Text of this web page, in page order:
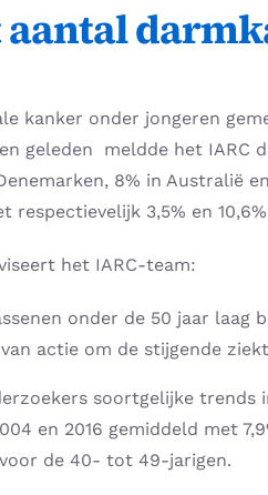
kanker onder jongeren
geleden meldde het
8% in Australië
3,5% en
het IARC-team:
onder de 50 jaar
actie om de stijgende
soortgelijke
en 2016 gemiddeld met
de 40- tot 49-jarigen.